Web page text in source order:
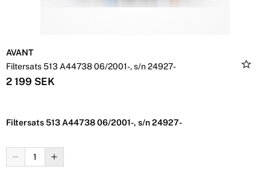
AVANT
Filtersats 513 A44738 06/2001-, s/n 24927-
2 199 SEK
Filtersats 513 A44738 06/2001-, s/n 24927-